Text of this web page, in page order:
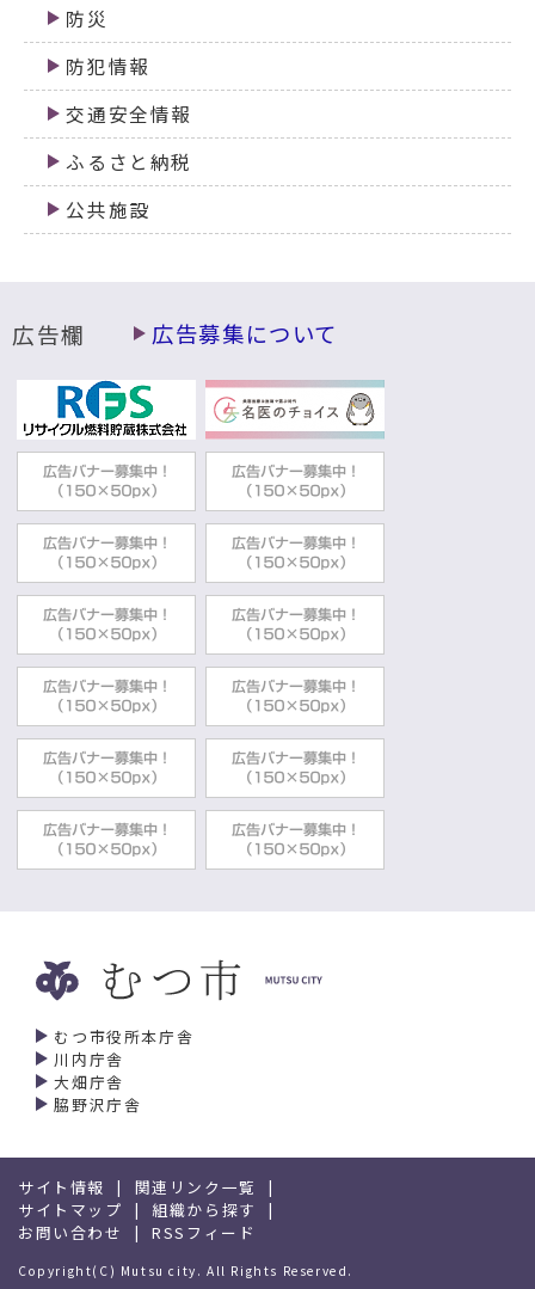
防災
防犯情報
交通安全情報
ふるさと納税
公共施設
広告欄 広告募集について
むつ市役所本庁舎
川内庁舎
大畑庁舎
脇野沢庁舎
サイト情報
関連リンク一覧
サイトマップ
組織から探す
お問い合わせ
RSSフィード
Copyright(C) Mutsu city. All Rights Reserved.